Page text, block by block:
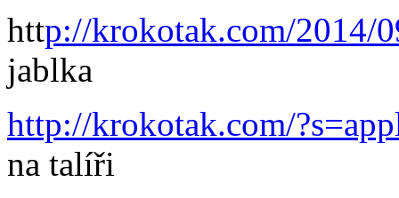
http://krokotak.com/2014/
jablka
http://krokotak.com/
na talíři